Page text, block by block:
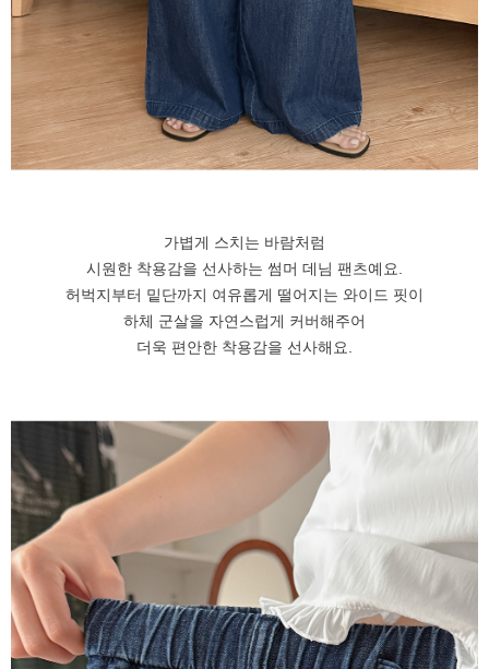
가볍게 스치는 바람처럼
시원한 착용감을 선사하는 썸머 데님 팬츠예요.
허벅지부터 밑단까지 여유롭게 떨어지는 와이드 핏이
하체 군살을 자연스럽게 커버해주어
더욱 편안한 착용감을 선사해요.